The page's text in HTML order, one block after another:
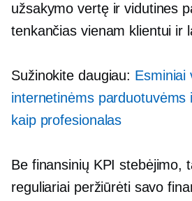
užsakymo vertę ir vidutines
tenkančias vienam klientui ir
Sužinokite daugiau: Esminiai
internetinėms parduotuvėms
kaip profesionalas
Be finansinių KPI stebėjimo,
reguliariai peržiūrėti savo